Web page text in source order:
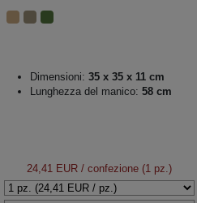
Dimensioni: 35 x 35 x 11 cm
Lunghezza del manico: 58 cm
24,41 EUR/ confezione (1 pz.)